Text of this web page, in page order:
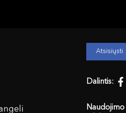
Atsisiųsti
Dalintis:
Naudojimo